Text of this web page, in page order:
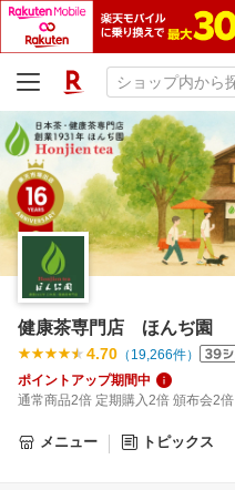
健康茶専門店 ほんぢ園
4.70 （ 19,266件）
ポイントアップ期間中
通常商品2倍 定期購入2倍 頒布会2倍
メニュー トピックス